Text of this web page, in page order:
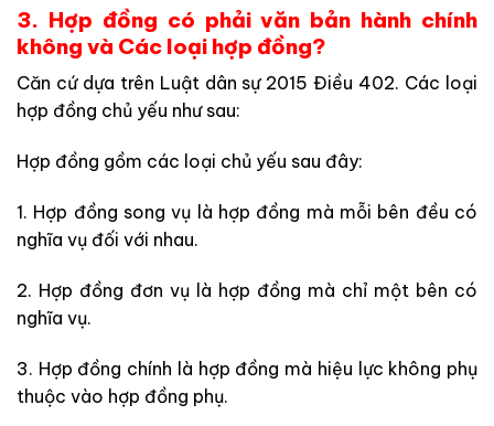
3. Hợp đồng có phải văn bản hành chính
không và Các loại hợp đồng?
Căn cứ dựa trên Luật dân sự 2015 Điều 402. Các loại
hợp đồng chủ yếu như sau:
Hợp đồng gồm các loại chủ yếu sau đây:
1. Hợp đồng song vụ là hợp đồng mà mỗi bên đều có
nghĩa vụ đối với nhau.
2. Hợp đồng đơn vụ là hợp đồng mà chỉ một bên có
nghĩa vụ.
3. Hợp đồng chính là hợp đồng mà hiệu lực không phụ
thuộc vào hợp đồng phụ.